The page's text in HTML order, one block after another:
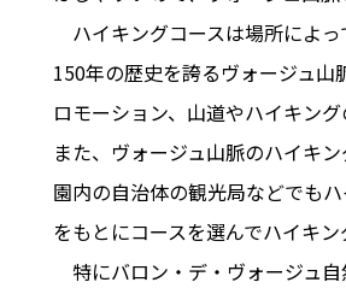
ハイキングコースは場所によっ
150年の歴史を誇るヴォージュ
ロモーション、山道やハイキン
また、ヴォージュ山脈のハイキ
園内の自治体の観光局などでも
をもとにコースを選んでハイキ
特にバロン・デ・ヴォージュ